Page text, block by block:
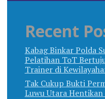
Recent
Kabag Binkar Polda
Pelatihan ToT
Trainer di
Tak Cukup Bukti
Luwu Utara